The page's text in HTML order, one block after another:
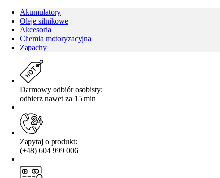
Akumulatory
Oleje silnikowe
Akcesoria
Chemia motoryzacyjna
Zapachy
Darmowy odbiór osobisty:
odbierz nawet za 15 min
Zapytaj o produkt:
(+48) 604 999 006